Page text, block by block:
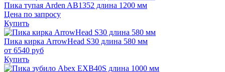
Пика тупая Arden AB1352 длина 1200 мм
Цена по запросу
Купить
Пика кирка ArrowHead S30 длина 580 мм
от 6540 руб
Купить